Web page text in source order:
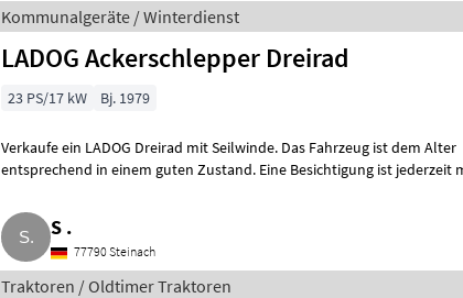
Kommunalgeräte / Winterdienst
LADOG Ackerschlepper Dreirad
23 PS/17 kW Bj. 1979
Verkaufe ein LADOG Dreirad mit Seilwinde. Das Fahrzeug ist dem Alter
entsprechend in einem guten Zustand. Eine Besichtigung ist jederzeit
S .
77790 Steinach
Traktoren / Oldtimer Traktoren